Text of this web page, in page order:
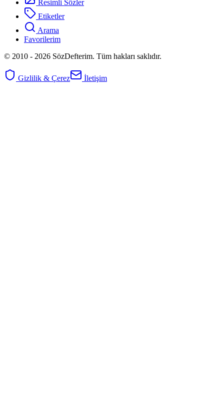
Resimli Sözler
Etiketler
Arama
Favorilerim
© 2010 - 2026 SözDefterim. Tüm hakları saklıdır.
Gizlilik & Çerez İletişim